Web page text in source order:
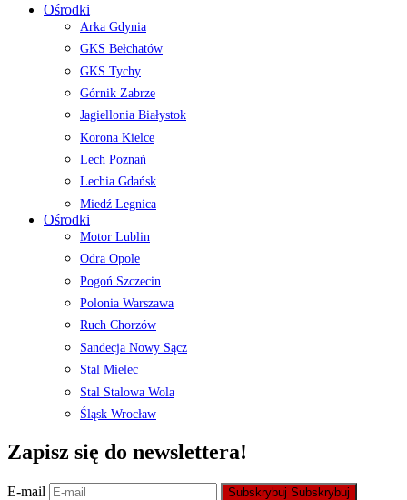
Ośrodki
Arka Gdynia
GKS Bełchatów
GKS Tychy
Górnik Zabrze
Jagiellonia Białystok
Korona Kielce
Lech Poznań
Lechia Gdańsk
Miedź Legnica
Ośrodki
Motor Lublin
Odra Opole
Pogoń Szczecin
Polonia Warszawa
Ruch Chorzów
Sandecja Nowy Sącz
Stal Mielec
Stal Stalowa Wola
Śląsk Wrocław
Zapisz się do newslettera!
E-mail Subskrybuj Subskrybuj